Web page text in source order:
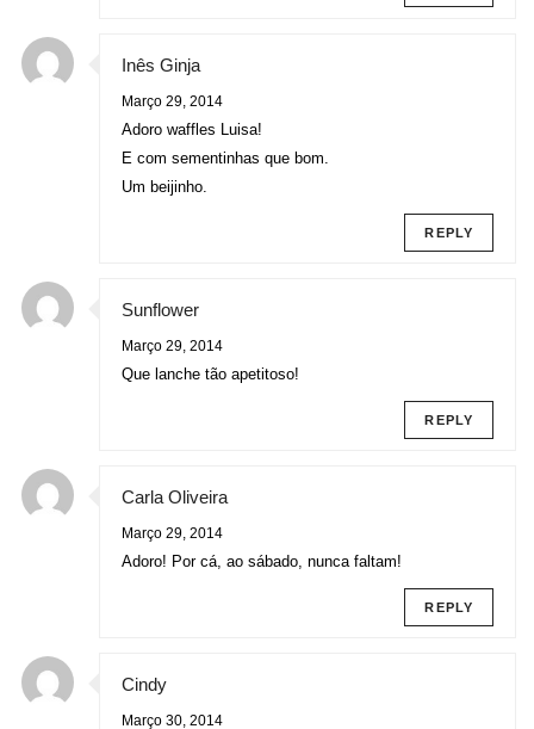
Inês Ginja
Março 29, 2014
Adoro waffles Luisa!
E com sementinhas que bom.
Um beijinho.
REPLY
Sunflower
Março 29, 2014
Que lanche tão apetitoso!
REPLY
Carla Oliveira
Março 29, 2014
Adoro! Por cá, ao sábado, nunca faltam!
REPLY
Cindy
Março 30, 2014